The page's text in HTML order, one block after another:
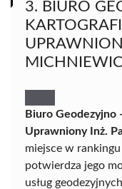
3. BIURO
Biuro Geodezyjno
Uprawniony Inż.
miejsce w
potwierdza jego
usług